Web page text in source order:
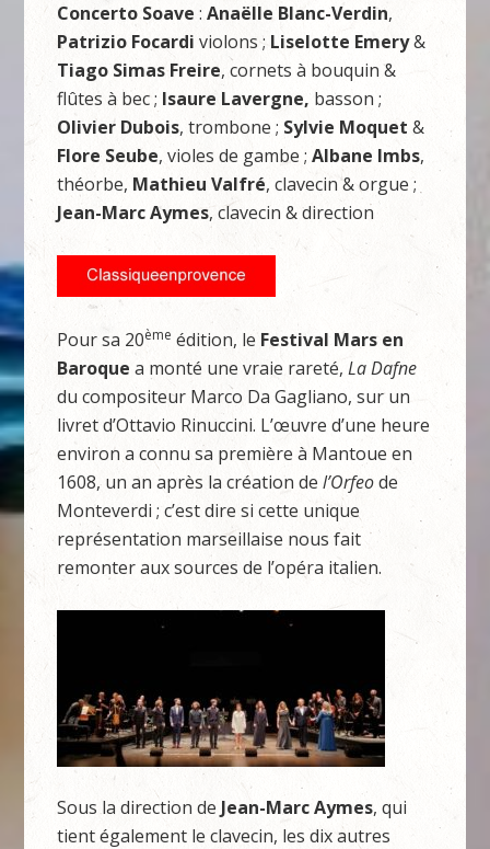
Concerto Soave :Anaëlle Blanc-Verdin,
Patrizio Focardi violons ; Liselotte Emery&
Tiago Simas Freire, cornets à bouquin &
flûtes à bec ; Isaure Lavergne, basson ;
Olivier Dubois, trombone ; Sylvie Moquet &
Flore Seube, violes de gambe ;Albane Imbs,
théorbe, Mathieu Valfré, clavecin & orgue ;
Jean-Marc Aymes, clavecin & direction
Pour sa 20ème édition, le Festival Mars en
Baroque a monté une vraie rareté,La Dafne
du compositeur Marco Da Gagliano, sur un
livret d’Ottavio Rinuccini. L’œuvre d’une heure
environ a connu sa première à Mantoue en
1608, un an après la création del’Orfeode
Monteverdi ; c’est dire si cette unique
représentation marseillaise nous fait
remonter aux sources de l’opéra italien.
Sous la direction de Jean-Marc Aymes, qui
tient également le clavecin, les dix autres